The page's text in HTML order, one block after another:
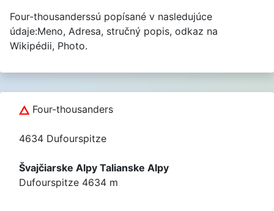
Four-thousanderssú popísané v nasledujúce
údaje:Meno, Adresa, stručný popis, odkaz na
Wikipédii, Photo.
Four-thousanders
4634 Dufourspitze
Švajčiarske Alpy Talianske Alpy
Dufourspitze 4634 m